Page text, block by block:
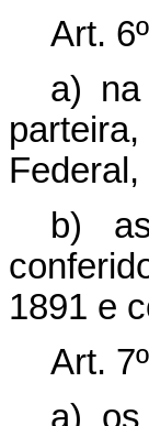
Art.
a) na
b)
1891 e
Art.
a) os